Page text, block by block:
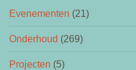
Evenementen (21)
Onderhoud (269)
Projecten (5)